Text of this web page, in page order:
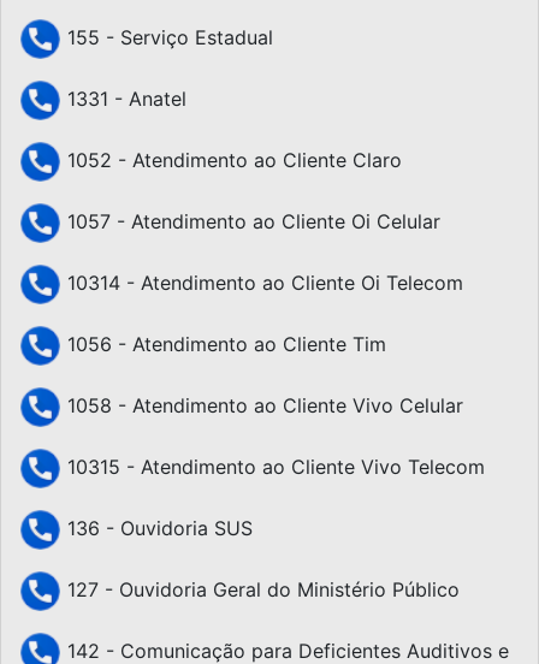
155 - Serviço Estadual
1331 - Anatel
1052 - Atendimento ao Cliente Claro
1057 - Atendimento ao Cliente Oi Celular
10314 - Atendimento ao Cliente Oi Telecom
1056 - Atendimento ao Cliente Tim
1058 - Atendimento ao Cliente Vivo Celular
10315 - Atendimento ao Cliente Vivo Telecom
136 - Ouvidoria SUS
127 - Ouvidoria Geral do Ministério Público
142 - Comunicação para Deficientes Auditivos e